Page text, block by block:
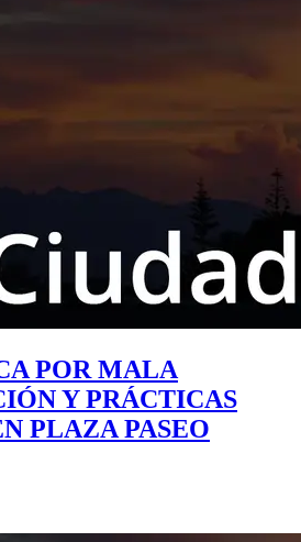
POR MALA
Y PRÁCTICAS
PLAZA PASEO